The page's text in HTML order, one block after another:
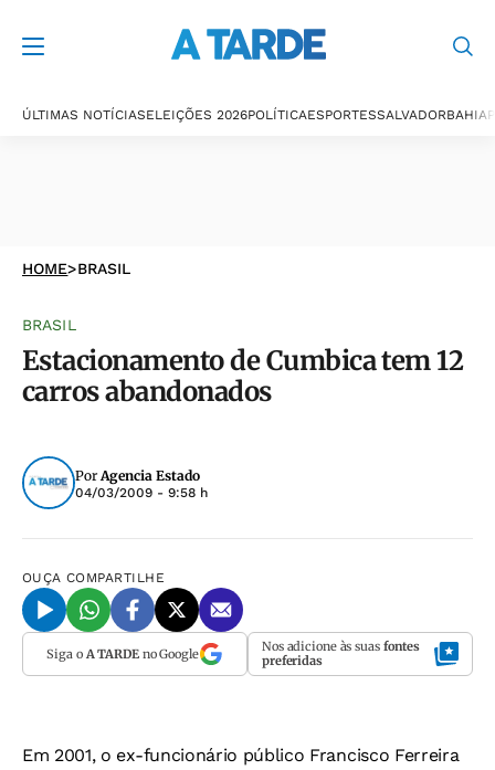
ÚLTIMAS NOTÍCIASELEIÇÕES 2026POLÍTICAESPORTESSALVADORBAHIA
HOME>BRASIL
BRASIL
Estacionamento de Cumbica tem 12
carros abandonados
PorAgencia Estado
04/03/2009 - 9:58 h
OUÇA COMPARTILHE
Siga o A TARDEno Google Nos adicione às suas fontes
preferidas
Em 2001, o ex-funcionário público Francisco Ferreira